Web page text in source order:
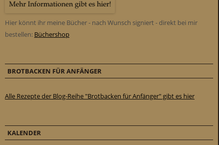
Hier könnt ihr meine Bücher - nach Wunsch signiert - direkt bei mir
bestellen: Büchershop
BROTBACKEN FÜR ANFÄNGER
Alle Rezepte der Blog-Reihe "Brotbacken für Anfänger" gibt es hier
KALENDER